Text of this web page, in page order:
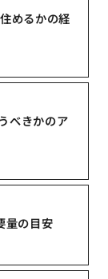
めるかの経
べきかのア
量の目安